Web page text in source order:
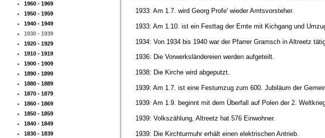
1960 - 1969
1950 - 1959
1940 - 1949
1930 - 1939
1920 - 1929
1910 - 1919
1900 - 1909
1890 - 1899
1880 - 1889
1870 - 1879
1860 - 1869
1850 - 1859
1840 - 1849
1830 - 1839
1933: Am 1.7. wird Georg Profe' wieder Amtsvorsteher.
1933: Am 1.10. ist ein Festtag der Ernte mit Kichgang und
1934: Von 1934 bis 1940 war der Pfarrer Gramsch in Altreetz
1936: Die Vorwerksländereien werden aufgeteilt.
1938: Die Kirche wird abgeputzt.
1939: Am 1.7. ist eine Festumzug zum 600. Jubiläum der
1939: Am 1.9. beginnt mit dem Überfall auf Polen der 2.
1939: Volkszählung, Altreetz hat 576 Einwohner.
1939: Die Kirchturmuhr erhält einen elektrischen Antrieb.